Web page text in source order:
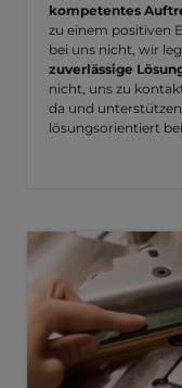
kompetentes
zu einem positiven
bei uns nicht, wir
zuverlässige
nicht, uns zu
da und
lösungsorientiert